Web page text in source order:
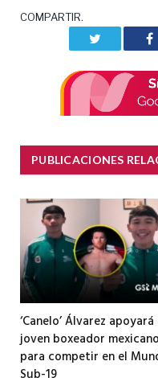
COMPARTIR.
PUBLICACIONES
‘Canelo’ Álvarez apoyará
joven boxeador mexicano
para competir en el
Sub-19